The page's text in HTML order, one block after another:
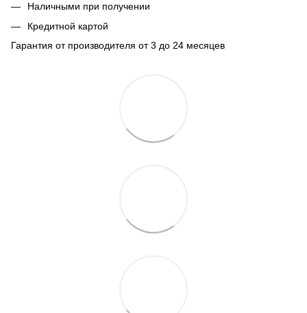
Наличными при получении
Кредитной картой
Гарантия от производителя от 3 до 24 месяцев